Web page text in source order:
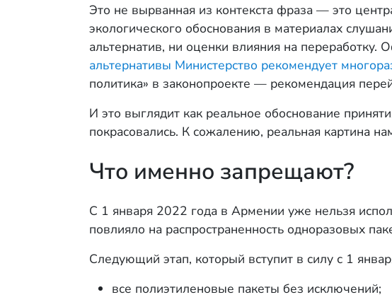
Это не вырванная из контекста фраза — это
экологического обоснования в материалах
альтернатив, ни оценки влияния на
альтернативы Министерство рекомендует
политика» в законопроекте — рекомендация
И это выглядит как реальное обоснование
покрасовались. К сожалению, реальная картина
Что именно запрещают?
С 1 января 2022 года в Армении уже нельзя
повлияло на распространенность одноразовых
Следующий этап, который вступит в силу с 1
все полиэтиленовые пакеты без исключений;